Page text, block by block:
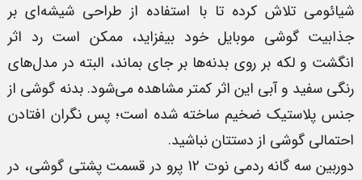
شیائومی تلاش کرده تا با استفاده از طراحی شیشه‌ای بر
جذابیت گوشی موبایل خود بیفزاید، ممکن است رد اثر
انگشت و لکه بر روی بدنه‌ها بر جای بماند، البته در مدل‌های
رنگی سفید و آبی این اثر کمتر مشاهده می‌شود. بدنه گوشی از
جنس پلاستیک ضخیم ساخته شده است؛ پس نگران افتادن
احتمالی گوشی از دستتان نباشید.
دوربین سه گانه ردمی نوت 12 پرو در قسمت پشتی گوشی، در